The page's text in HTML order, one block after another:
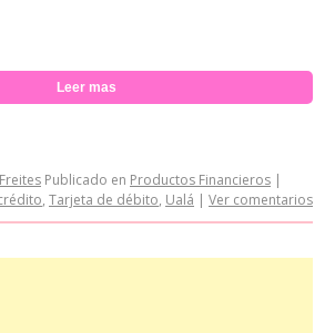
Leer mas
Publicado en Productos Financieros |
, Tarjeta de débito, Ualá | Ver comentarios